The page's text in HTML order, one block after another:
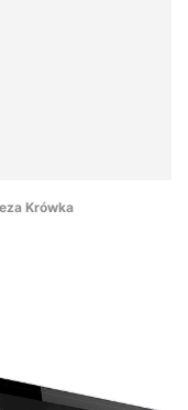
Krówka